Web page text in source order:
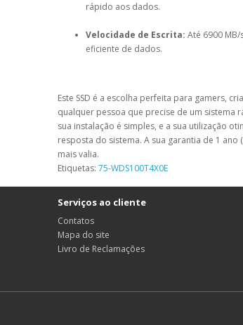
rápido aos dados.
Velocidade de Escrita: Até 6900
eficiente de dados.
Este SSD é a escolha perfeita para gamers,
qualquer pessoa que precise de um sistema
sua instalação é simples, e a sua utilização
resposta do sistema. A sua garantia de 1 ano
mais valia.
Etiquetas: 75-WDS100T4X0E
Serviços ao cliente
Contatos
Mapa do site
Livro de Reclamações